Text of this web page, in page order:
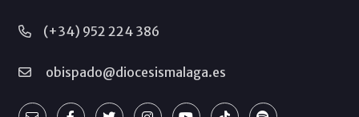
(+34) 952 224 386
obispado@diocesismalaga.es